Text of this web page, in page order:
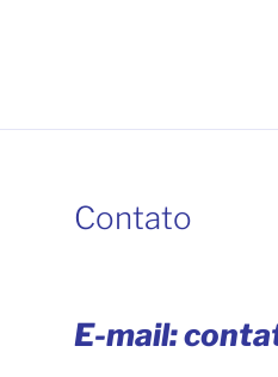
Contato
E-mail: